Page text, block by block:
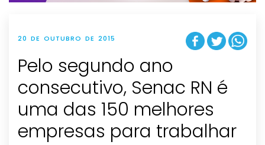
20 DE OUTUBRO DE 2015
Pelo segundo ano
consecutivo, Senac RN é
uma das 150 melhores
empresas para trabalhar